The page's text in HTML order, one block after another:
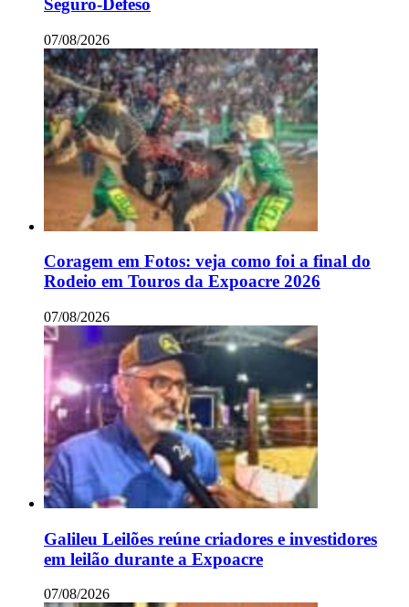
Seguro-Defeso
07/08/2026
Coragem em Fotos: veja como foi a final do
Rodeio em Touros da Expoacre 2026
07/08/2026
Galileu Leilões reúne criadores e investidores
em leilão durante a Expoacre
07/08/2026